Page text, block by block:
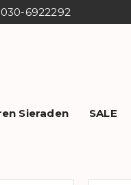
6922292
Sieraden SALE